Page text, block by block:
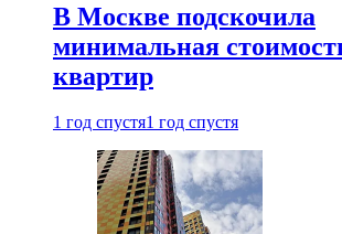
В Москве подскочила
минимальная
квартир
1 год спустя1 год спустя